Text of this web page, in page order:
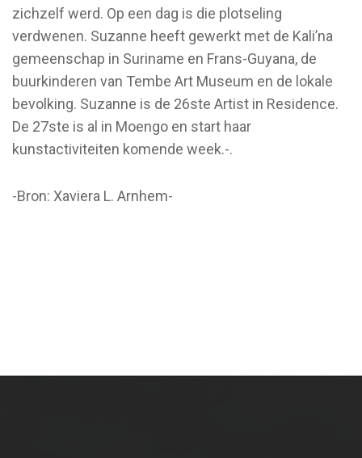
zichzelf werd. Op een dag is die plotseling
verdwenen. Suzanne heeft gewerkt met de Kali’na
gemeenschap in Suriname en Frans-Guyana, de
buurkinderen van Tembe Art Museum en de lokale
bevolking. Suzanne is de 26ste Artist in Residence.
De 27ste is al in Moengo en start haar
kunstactiviteiten komende week.-.
-Bron: Xaviera L. Arnhem-